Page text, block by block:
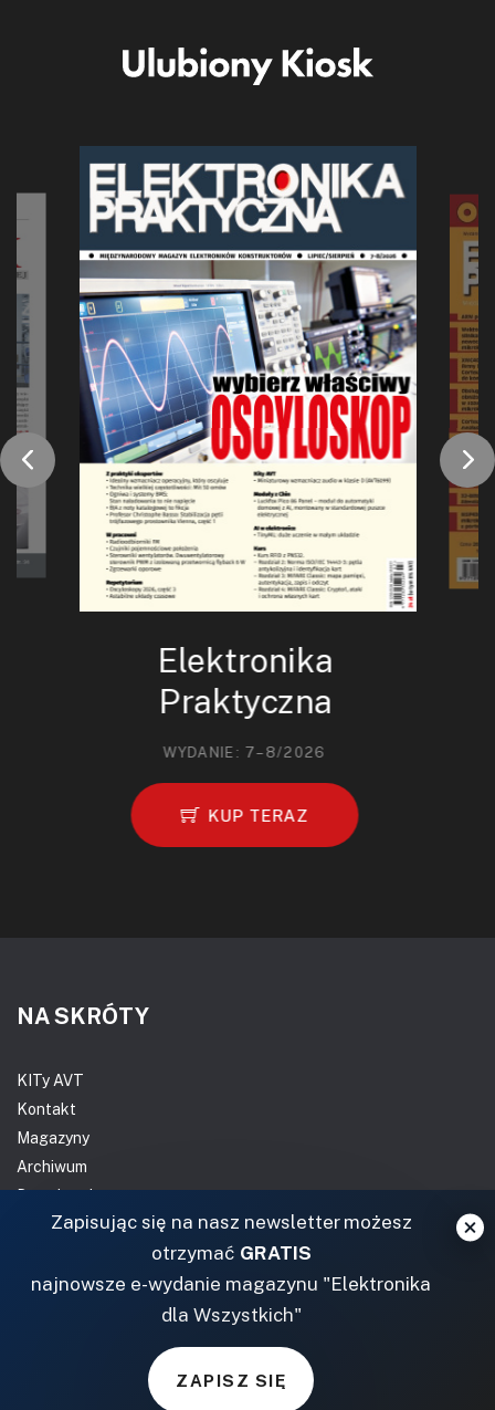
Elektronika
Praktyczna
WYDANIE: 7–8/2026
KUP TERAZ
NA SKRÓTY
KITy AVT
Kontakt
Magazyny
Archiwum
Do pobrania
NASZE SERWISY
DOM, OGRÓD I WNĘTRZA
Projekty.BudujemyDom.pl
Zapisując się na nasz newsletter możesz
otrzymać GRATIS
najnowsze e-wydanie magazynu "Elektronika
dla Wszystkich"
ZAPISZ SIĘ